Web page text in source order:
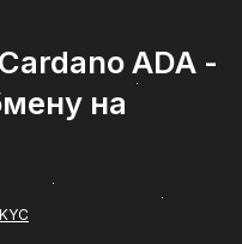
ADA -
на
- востребованное
которым